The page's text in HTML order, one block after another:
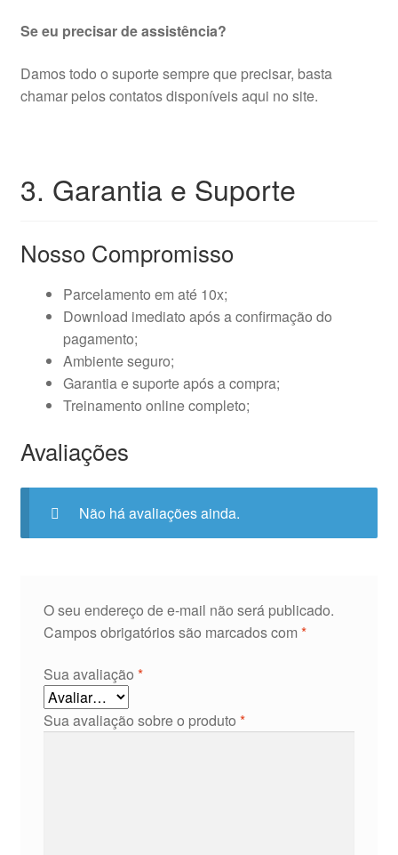
Se eu precisar de assistência?
Damos todo o suporte sempre que precisar, basta
chamar pelos contatos disponíveis aqui no site.
3. Garantia e Suporte
Nosso Compromisso
Parcelamento em até 10x;
Download imediato após a confirmação do
pagamento;
Ambiente seguro;
Garantia e suporte após a compra;
Treinamento online completo;
Avaliações
Não há avaliações ainda.
O seu endereço de e-mail não será publicado.
Campos obrigatórios são marcados com *
Sua avaliação *
Sua avaliação sobre o produto *